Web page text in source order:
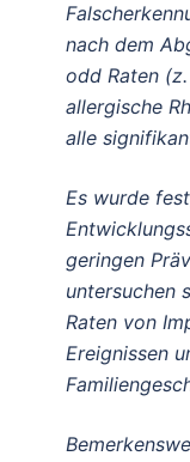
nach dem
odd Raten
allergische
alle
Es wurde
geringen
untersuchen
Raten von
Ereignissen